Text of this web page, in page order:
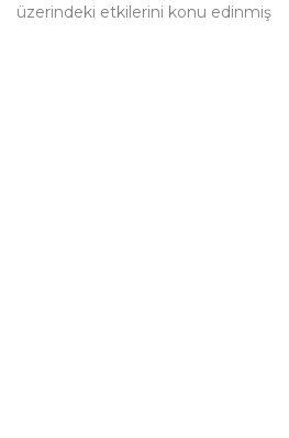
üzerindeki etkilerini konu edinmiş